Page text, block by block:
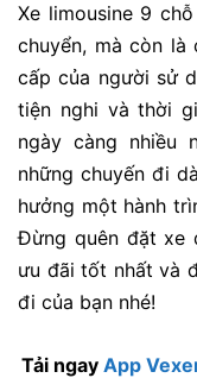
Xe limousine 9 chỗ
chuyển, mà còn là
cấp của người sử
tiện nghi và thời
ngày càng nhiều
những chuyến đi
hưởng một hành
Đừng quên đặt xe
ưu đãi tốt nhất và
đi của bạn nhé!
Tải ngay App